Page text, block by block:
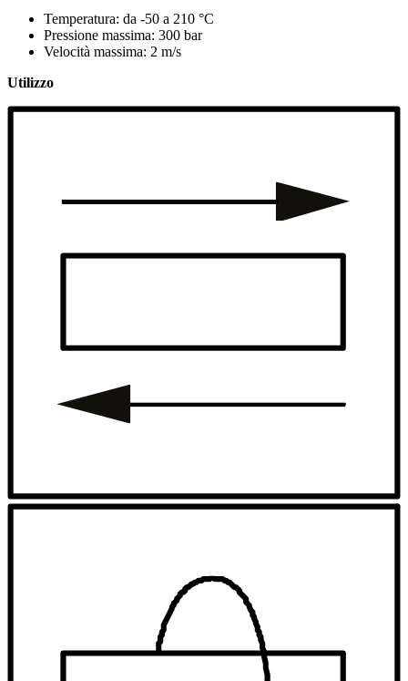
Temperatura: da -50 a 210 °C
Pressione massima: 300 bar
Velocità massima: 2 m/s
Utilizzo